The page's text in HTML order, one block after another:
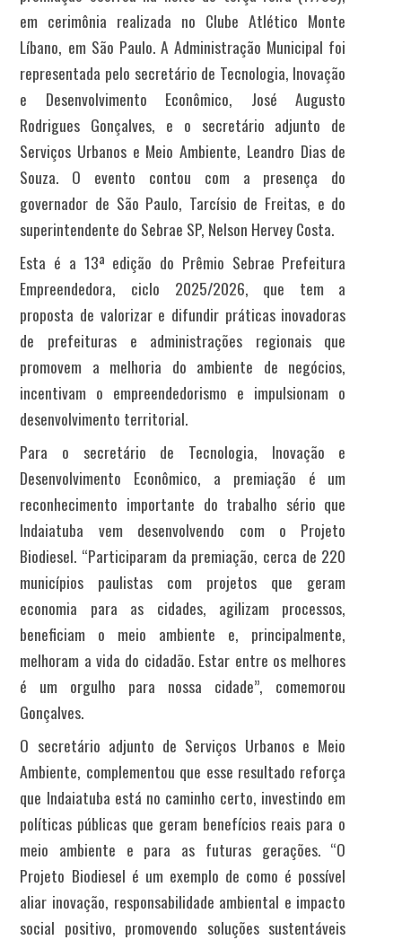
em cerimônia realizada no Clube Atlético Monte
Líbano, em São Paulo. A Administração Municipal foi
representada pelo secretário de Tecnologia, Inovação
e Desenvolvimento Econômico, José Augusto
Rodrigues Gonçalves, e o secretário adjunto de
Serviços Urbanos e Meio Ambiente, Leandro Dias de
Souza. O evento contou com a presença do
governador de São Paulo, Tarcísio de Freitas, e do
superintendente do Sebrae SP, Nelson Hervey Costa.
Esta é a 13ª edição do Prêmio Sebrae Prefeitura
Empreendedora, ciclo 2025/2026, que tem a
proposta de valorizar e difundir práticas inovadoras
de prefeituras e administrações regionais que
promovem a melhoria do ambiente de negócios,
incentivam o empreendedorismo e impulsionam o
desenvolvimento territorial.
Para o secretário de Tecnologia, Inovação e
Desenvolvimento Econômico, a premiação é um
reconhecimento importante do trabalho sério que
Indaiatuba vem desenvolvendo com o Projeto
Biodiesel. “Participaram da premiação, cerca de 220
municípios paulistas com projetos que geram
economia para as cidades, agilizam processos,
beneficiam o meio ambiente e, principalmente,
melhoram a vida do cidadão. Estar entre os melhores
é um orgulho para nossa cidade”, comemorou
Gonçalves.
O secretário adjunto de Serviços Urbanos e Meio
Ambiente, complementou que esse resultado reforça
que Indaiatuba está no caminho certo, investindo em
políticas públicas que geram benefícios reais para o
meio ambiente e para as futuras gerações. “O
Projeto Biodiesel é um exemplo de como é possível
aliar inovação, responsabilidade ambiental e impacto
social positivo, promovendo soluções sustentáveis